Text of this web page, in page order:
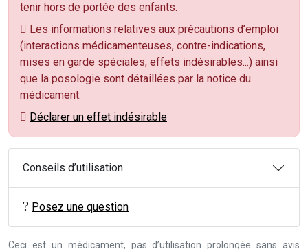
tenir hors de portée des enfants.
Les informations relatives aux précautions d’emploi
(interactions médicamenteuses, contre-indications,
mises en garde spéciales, effets indésirables...) ainsi
que la posologie sont détaillées par la notice du
médicament.
Déclarer un effet indésirable
Conseils d’utilisation
Posez une question
Ceci est un médicament, pas d’utilisation prolongée sans avis